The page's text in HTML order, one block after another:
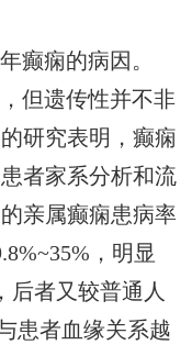
癫痫的病因。
但遗传性并不非
研究表明，癫痫
者家系分析和流
亲属癫痫患病率
，明显
后者又较普通人
患者血缘关系越